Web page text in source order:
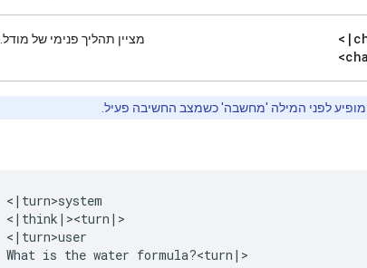
< | מציין תהליך פנימי של מודל.
לפני המילה 'מחשבה' כשמצב החשיבה פעיל.
<|turn>system
<|think|><turn|>
<|turn>user
What is the water formula?<turn|>